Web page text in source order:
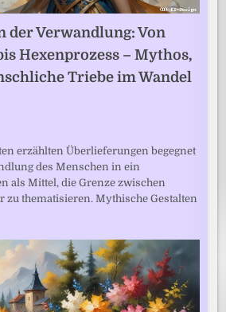
der Verwandlung: Von
Hexenprozess – Mythos,
Triebe im Wandel
erzählten Überlieferungen begegnet
des Menschen in ein
als Mittel, die Grenze zwischen
zu thematisieren. Mythische Gestalten